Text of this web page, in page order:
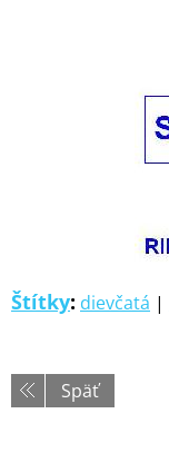
Štítky: dievčatá |
Späť